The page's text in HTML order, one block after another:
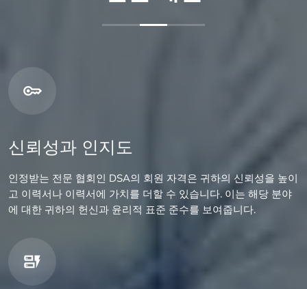
신뢰성과 인지도
인정받는 전문 협회인 DSA의 회원 자격은 귀하의 신뢰성을 높이
고 이력서나 이력서에 가치를 더할 수 있습니다. 이는 해당 분야
에 대한 귀하의 헌신과 윤리적 표준 준수를 보여줍니다.